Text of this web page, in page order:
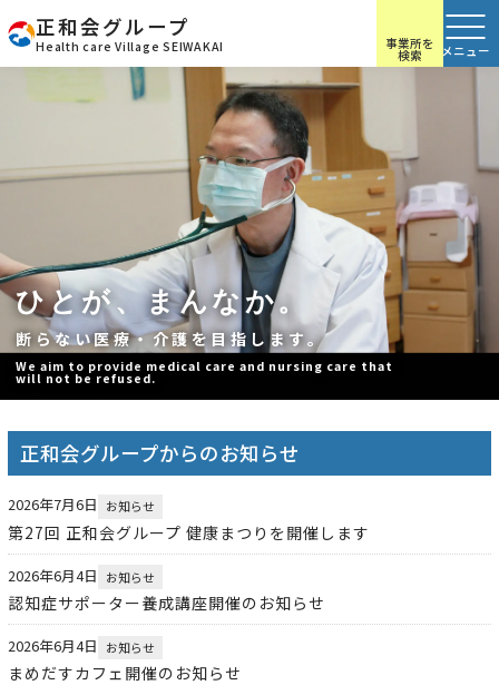
正和会グループ
Health care Village SEIWAKAI 事業所を
検索
ひとが、まんなか。
断らない医療・介護を目指します。
We aim to provide medical care and nursing care that
will not be refused.
正和会グループからのお知らせ
2026年7月6日 お知らせ
第27回 正和会グループ 健康まつりを開催します
2026年6月4日 お知らせ
認知症サポーター養成講座開催のお知らせ
2026年6月4日 お知らせ
まめだすカフェ開催のお知らせ